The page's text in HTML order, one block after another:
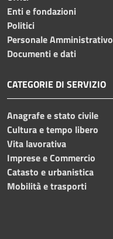
Enti e fondazioni
Politici
Personale Amministrativo
Documenti e dati
CATEGORIE DI SERVIZIO
Anagrafe e stato civile
Cultura e tempo libero
Vita lavorativa
Imprese e Commercio
Catasto e urbanistica
Mobilità e trasporti